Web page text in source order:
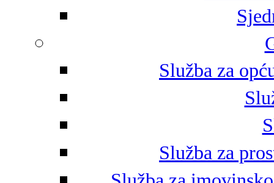
Služba za
Služba za